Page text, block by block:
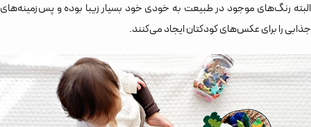
البته رنگ‌های موجود در طبیعت به خودی خود بسیار زیبا بوده و پس‌زمینه‌های
جذابی را برای عکس‌های کودکتان ایجاد می‌کنند.